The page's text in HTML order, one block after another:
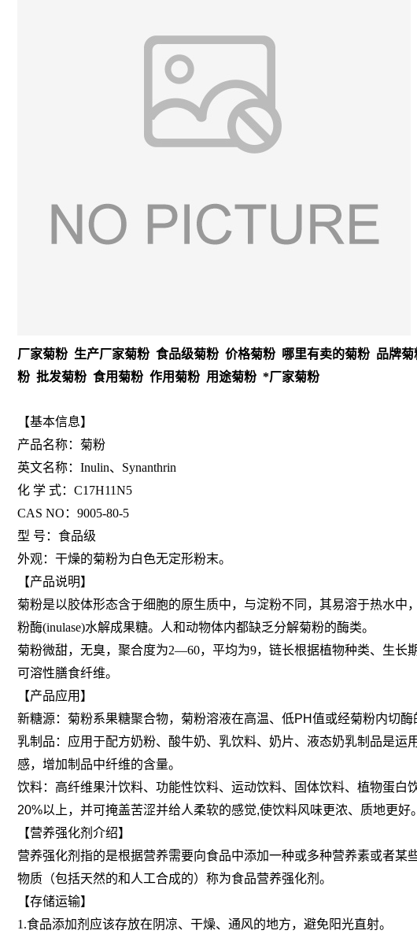
厂家菊粉 生产厂家菊粉 食品级菊粉 价格菊粉 哪里有卖的菊粉 品牌
粉 批发菊粉 食用菊粉 作用菊粉 用途菊粉 *厂家菊粉
【基本信息】
产品名称：菊粉
英文名称：Inulin、Synanthrin
化 学 式：C17H11N5
CAS NO：9005-80-5
型 号：食品级
外观：干燥的菊粉为白色无定形粉末。
【产品说明】
菊粉是以胶体形态含于细胞的原生质中，与淀粉不同，其易溶于热水
粉酶(inulase)水解成果糖。人和动物体内都缺乏分解菊粉的酶类。
菊粉微甜，无臭，聚合度为2—60，平均为9，链长根据植物种类、生长
可溶性膳食纤维。
【产品应用】
新糖源：菊粉系果糖聚合物，菊粉溶液在高温、低PH值或经菊粉内切
乳制品：应用于配方奶粉、酸牛奶、乳饮料、奶片、液态奶乳制品是
感，增加制品中纤维的含量。
饮料：高纤维果汁饮料、功能性饮料、运动饮料、固体饮料、植物蛋
20%以上，并可掩盖苦涩并给人柔软的感觉,使饮料风味更浓、质地更好。
【营养强化剂介绍】
营养强化剂指的是根据营养需要向食品中添加一种或多种营养素或者
物质（包括天然的和人工合成的）称为食品营养强化剂。
【存储运输】
1.食品添加剂应该存放在阴凉、干燥、通风的地方，避免阳光直射。